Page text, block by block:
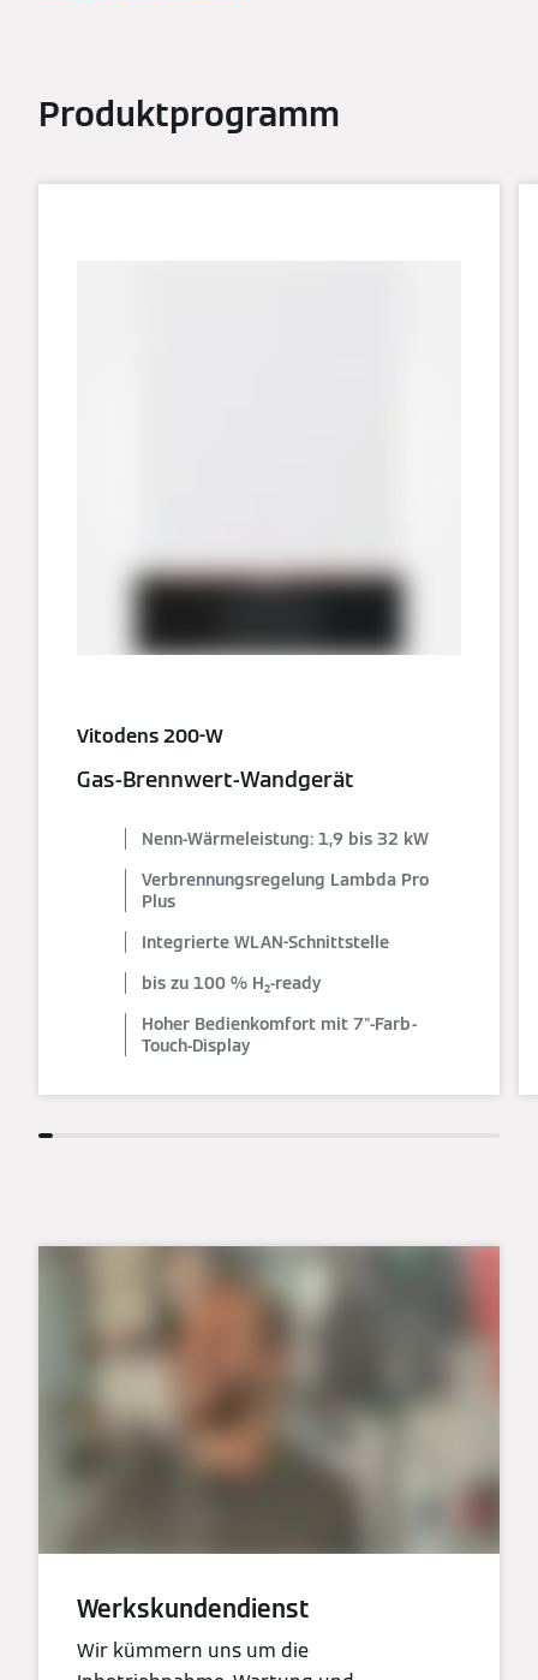
Produktprogramm
Vitodens 200-W
Gas-Brennwert-Wandgerät
Nenn-Wärmeleistung: 1,9 bis 32 kW
Verbrennungsregelung Lambda Pro
Plus
Integrierte WLAN-Schnittstelle
bis zu 100 % H₂-ready
Hoher Bedienkomfort mit 7"-Farb-
Touch-Display
Werkskundendienst
Wir kümmern uns um die